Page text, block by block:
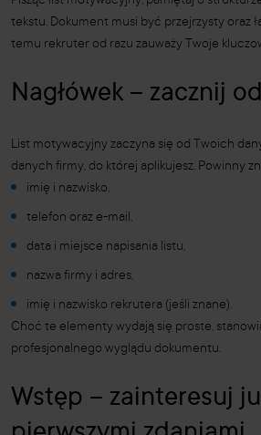
tekstu. Dokument musi być przejrzysty oraz
temu rekruter od razu zauważy Twoje
Nagłówek – zacznij
List motywacyjny zaczyna się od Twoich
danych firmy, do której aplikujesz. Powinny
imię i nazwisko,
telefon oraz e-mail,
data i miejsce napisania listu,
nazwa firmy i adres,
imię i nazwisko rekrutera (jeśli znane).
Choć te elementy wydają się proste,
profesjonalnego wyglądu dokumentu.
Wstęp – zainteresuj